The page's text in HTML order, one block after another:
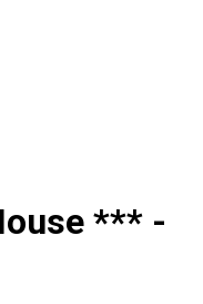
*** -